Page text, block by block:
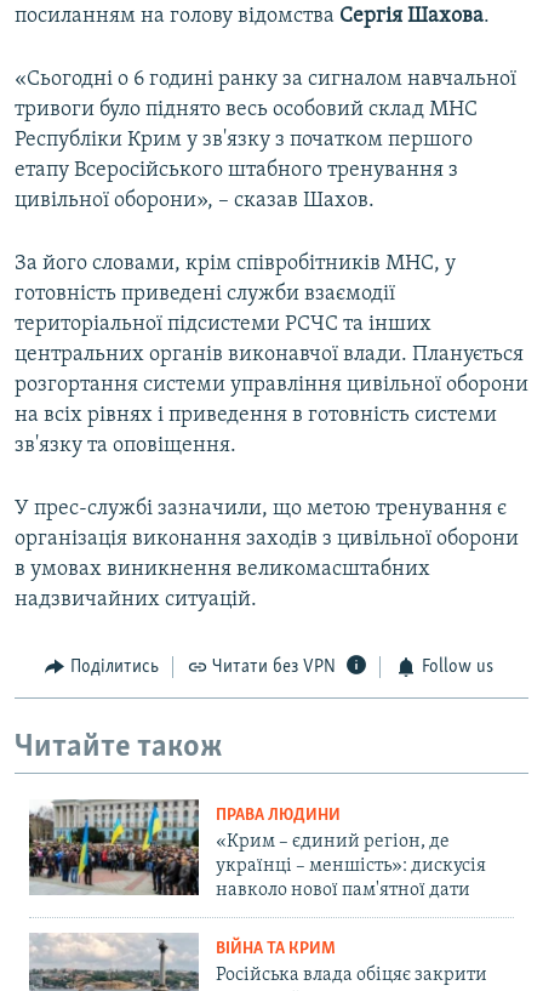
посиланням на голову відомства Сергія Шахова.
«Сьогодні о 6 годині ранку за сигналом навчальної
тривоги було піднято весь особовий склад МНС
Республіки Крим у зв'язку з початком першого
етапу Всеросійського штабного тренування з
цивільної оборони», – сказав Шахов.
За його словами, крім співробітників МНС, у
готовність приведені служби взаємодії
територіальної підсистеми РСЧС та інших
центральних органів виконавчої влади. Планується
розгортання системи управління цивільної оборони
на всіх рівнях і приведення в готовність системи
зв'язку та оповіщення.
У прес-службі зазначили, що метою тренування є
організація виконання заходів з цивільної оборони
в умовах виникнення великомасштабних
надзвичайних ситуацій.
Поділитись Читати без VPN Follow us
Читайте також
ПРАВА ЛЮДИНИ
«Крим – єдиний регіон, де
українці – меншість»: дискусія
навколо нової пам'ятної дати
ВІЙНА ТА КРИМ
Російська влада обіцяє закрити